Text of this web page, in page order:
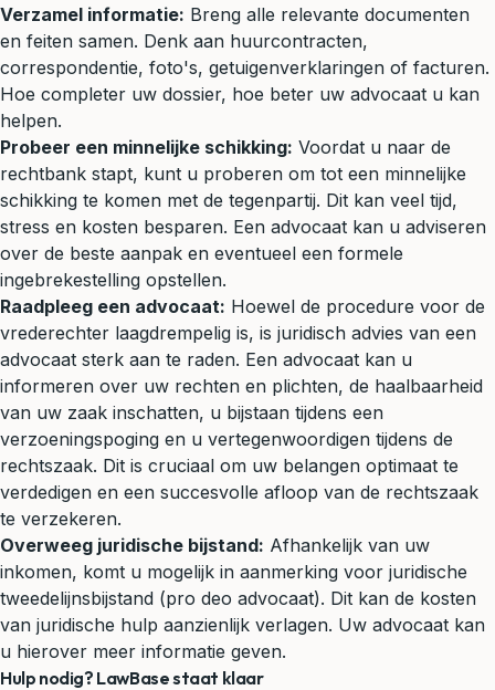
Verzamel informatie: Breng alle relevante documenten
en feiten samen. Denk aan huurcontracten,
correspondentie, foto's, getuigenverklaringen of facturen.
Hoe completer uw dossier, hoe beter uw advocaat u kan
helpen.
Probeer een minnelijke schikking: Voordat u naar de
rechtbank stapt, kunt u proberen om tot een minnelijke
schikking te komen met de tegenpartij. Dit kan veel tijd,
stress en kosten besparen. Een advocaat kan u adviseren
over de beste aanpak en eventueel een formele
ingebrekestelling opstellen.
Raadpleeg een advocaat: Hoewel de procedure voor de
vrederechter laagdrempelig is, is juridisch advies van een
advocaat sterk aan te raden. Een advocaat kan u
informeren over uw rechten en plichten, de haalbaarheid
van uw zaak inschatten, u bijstaan tijdens een
verzoeningspoging en u vertegenwoordigen tijdens de
rechtszaak. Dit is cruciaal om uw belangen optimaat te
verdedigen en een succesvolle afloop van de rechtszaak
te verzekeren.
Overweeg juridische bijstand: Afhankelijk van uw
inkomen, komt u mogelijk in aanmerking voor juridische
tweedelijnsbijstand (pro deo advocaat). Dit kan de kosten
van juridische hulp aanzienlijk verlagen. Uw advocaat kan
u hierover meer informatie geven.
Hulp nodig? LawBase staat klaar